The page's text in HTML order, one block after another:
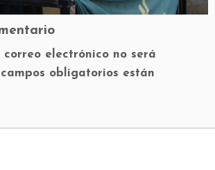
correo electrónico no será
campos obligatorios están